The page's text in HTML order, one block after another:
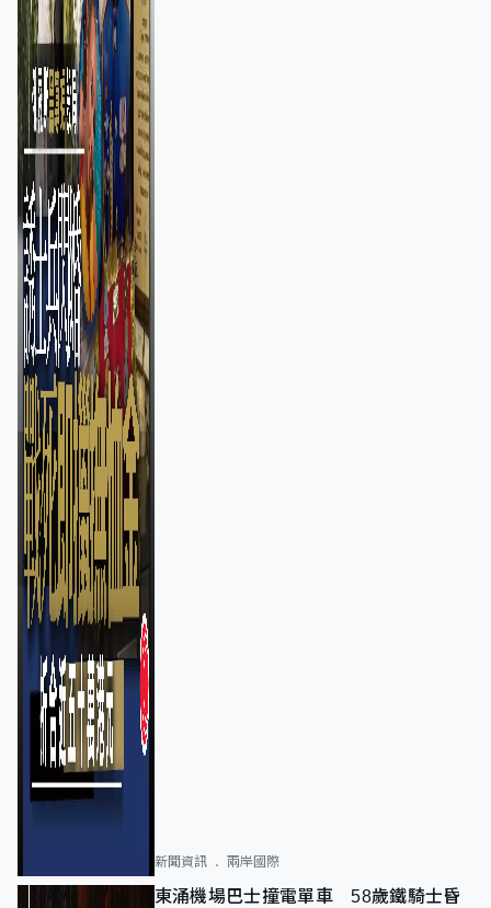
新聞資訊 兩岸國際
東涌機場巴士撞電單車 58歲鐵騎士昏